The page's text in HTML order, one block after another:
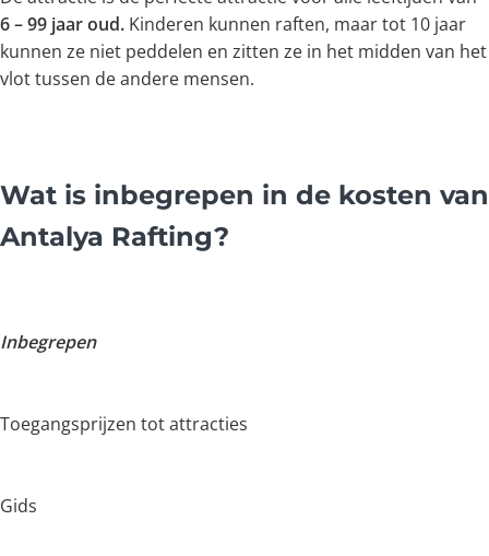
6 – 99 jaar oud. Kinderen kunnen raften, maar tot 10 jaar
kunnen ze niet peddelen en zitten ze in het midden van het
vlot tussen de andere mensen.
Wat is inbegrepen in de kosten van
Antalya Rafting?
Inbegrepen
Toegangsprijzen tot attracties
Gids